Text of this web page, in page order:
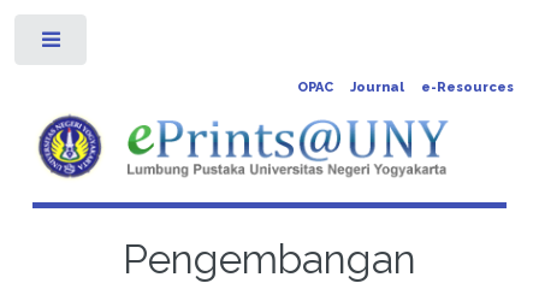
OPAC Journal e-Resources
Pengembangan